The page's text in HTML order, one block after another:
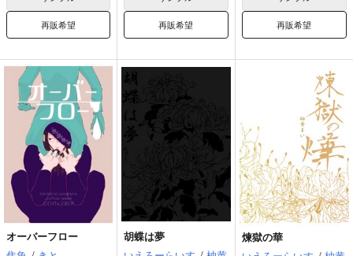
再販希望 再販希望 再販希望
オーバーフロー
胡蝶は夢
煉獄の華